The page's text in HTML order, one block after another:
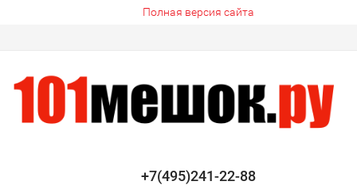
Полная версия сайта
+7(495)241-22-88